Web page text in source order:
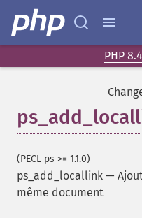
PHP
(PECL ps >= 1.1.0)
ps_add_locallink —
même document